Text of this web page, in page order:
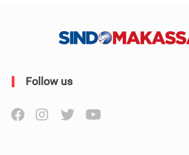
Follow us